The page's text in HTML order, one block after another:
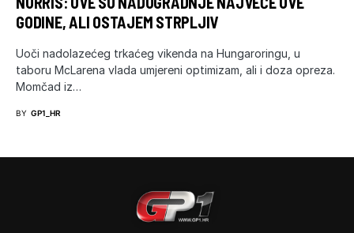
GODINE, ALI OSTAJEM STRPLJIV
Uoči nadolazećeg trkaćeg vikenda na Hungaroringu, u
taboru McLarena vlada umjereni optimizam, ali i doza opreza.
Momčad iz…
BY GP1_HR